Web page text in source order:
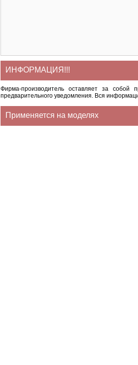
ИНФОРМАЦИЯ!!!
Фирма-производитель оставляет за собой
предварительного уведомления. Вся
Применяется на моделях